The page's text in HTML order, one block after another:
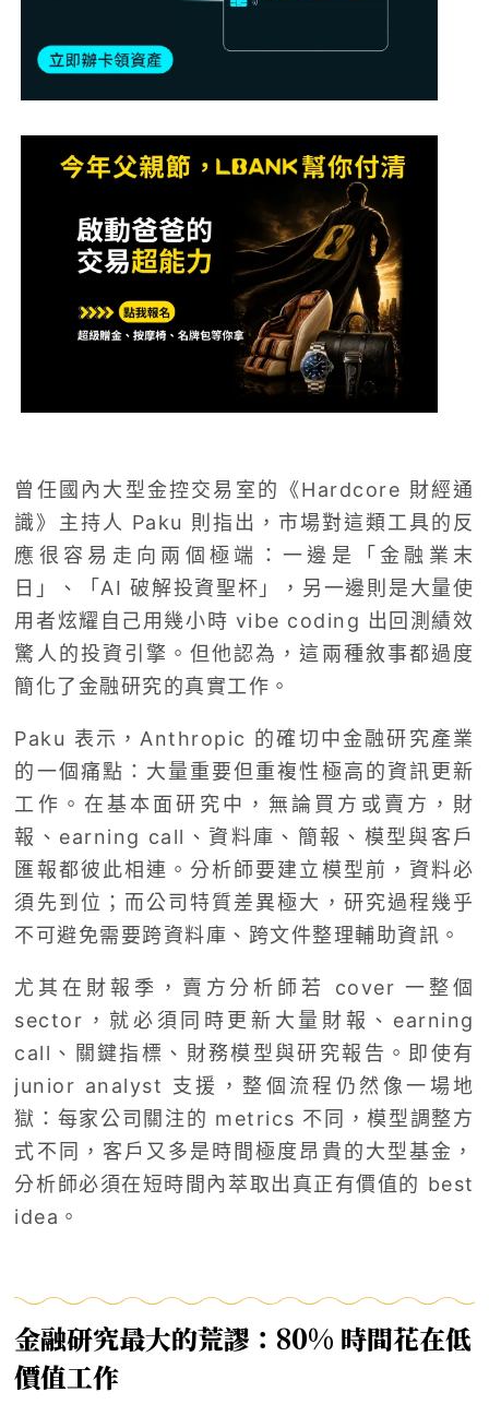
曾任國內大型金控交易室的《Hardcore 財經通
識》主持人 Paku 則指出，市場對這類工具的反
應很容易走向兩個極端：一邊是「金融業末
日」、「AI 破解投資聖杯」，另一邊則是大量使
用者炫耀自己用幾小時 vibe coding 出回測績效
驚人的投資引擎。但他認為，這兩種敘事都過度
簡化了金融研究的真實工作。
Paku 表示，Anthropic 的確切中金融研究產業
的一個痛點：大量重要但重複性極高的資訊更新
工作。在基本面研究中，無論買方或賣方，財
報、earning call、資料庫、簡報、模型與客戶
匯報都彼此相連。分析師要建立模型前，資料必
須先到位；而公司特質差異極大，研究過程幾乎
不可避免需要跨資料庫、跨文件整理輔助資訊。
尤其在財報季，賣方分析師若 cover 一整個
sector，就必須同時更新大量財報、earning
call、關鍵指標、財務模型與研究報告。即使有
junior analyst 支援，整個流程仍然像一場地
獄：每家公司關注的 metrics 不同，模型調整方
式不同，客戶又多是時間極度昂貴的大型基金，
分析師必須在短時間內萃取出真正有價值的 best
idea。
金融研究最大的荒謬：80% 時間花在低
價值工作